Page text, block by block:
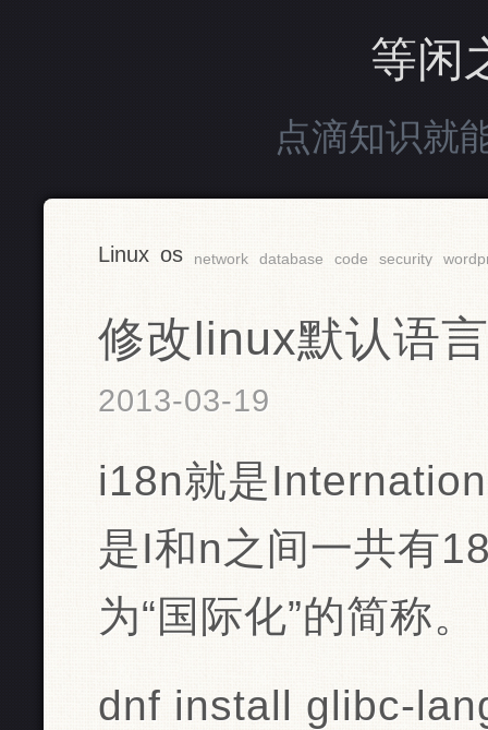
等闲
点滴知识就
Linux os network database code security
修改linux默认语
2013-03-19
i18n就是
是I和n之间一共有
为“国际化”的简称。
dnf install glibc-